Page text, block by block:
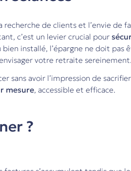
de clients et l’envie de
c’est un levier crucial pour
installé, l’épargne ne doit pas
votre retraite sereinement.
sans avoir l’impression de
mesure, accessible et efficace.
?